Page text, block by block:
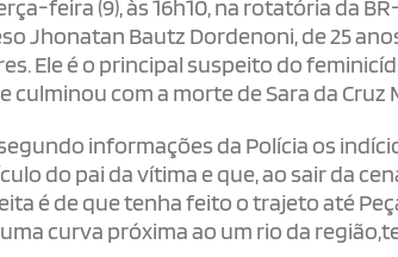
feira (9), às 16h10, na rotatória da
Jhonatan Bautz Dordenoni, de 25
Ele é o principal suspeito do
culminou com a morte de Sara da Cruz
informações da Polícia os
do pai da vítima e que, ao sair da
é de que tenha feito o trajeto até
curva próxima ao um rio da